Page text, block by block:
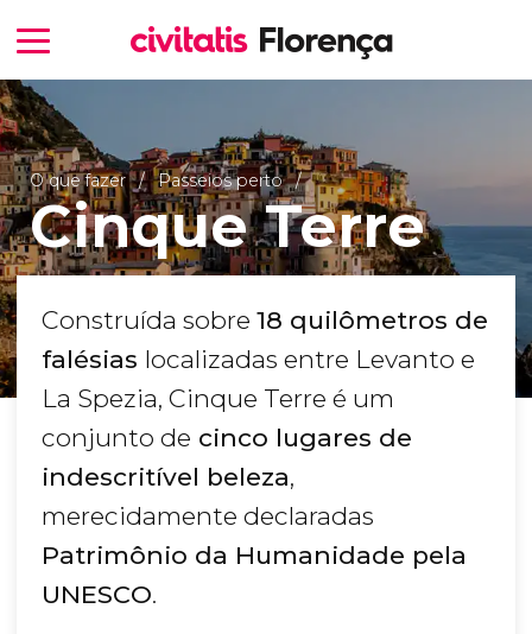
O que fazer Passeios perto
Cinque Terre
Construída sobre 18 quilômetros de
falésias localizadas entre Levanto e
La Spezia, Cinque Terre é um
conjunto de cinco lugares de
indescritível beleza,
merecidamente declaradas
Patrimônio da Humanidade pela
UNESCO.